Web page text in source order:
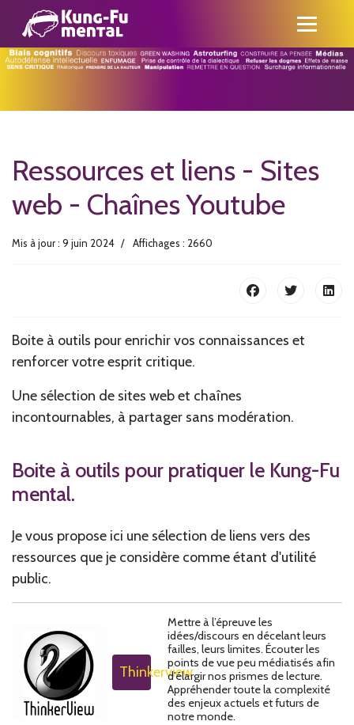
Ressources et liens - Sites
web - Chaînes Youtube
Mis à jour : 9 juin 2024 Affichages : 2660
Boite à outils pour enrichir vos connaissances et
renforcer votre esprit critique.
Une sélection de sites web et chaînes
incontournables, à partager sans modération.
Boite à outils pour pratiquer le Kung-Fu
mental.
Je vous propose ici une sélection de liens vers des
ressources que je considère comme étant d'utilité
public.
Thinkerview
Mettre à l’épreuve les
idées/discours en décelant leurs
failles, leurs limites. Écouter les
points de vue peu médiatisés afin
d’élargir nos prismes de lecture.
Appréhender toute la complexité
des enjeux actuels et futurs de
notre monde.